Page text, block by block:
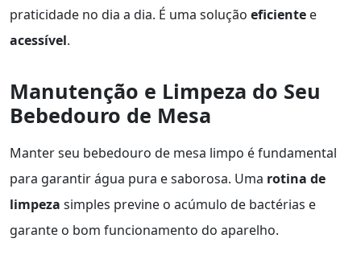
praticidade no dia a dia. É uma solução eficiente e
acessível.
Manutenção e Limpeza do Seu
Bebedouro de Mesa
Manter seu bebedouro de mesa limpo é fundamental
para garantir água pura e saborosa. Uma rotina de
limpeza simples previne o acúmulo de bactérias e
garante o bom funcionamento do aparelho.